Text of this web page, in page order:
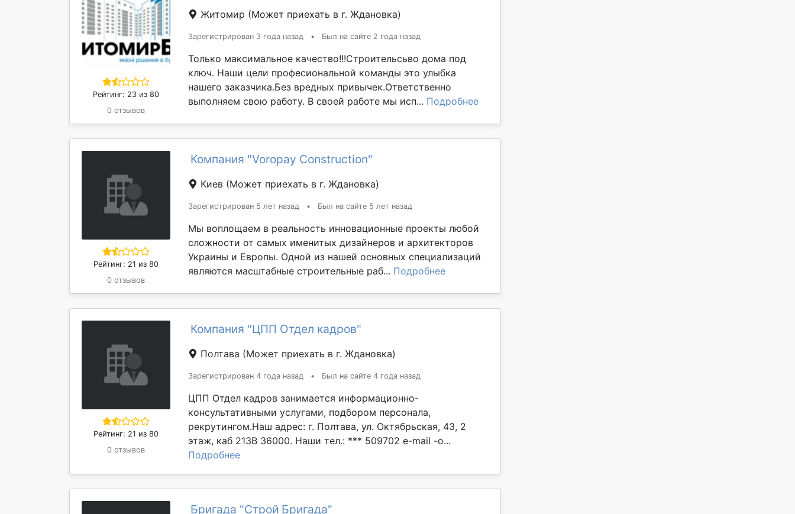
Рейтинг: 23 из 80
0 отзывов
Житомир (Может приехать в г. Ждановка)
Зарегистрирован 3 года назад • Был на сайте 2 года назад
Только максимальное качество!!!Строительсьво дома под
ключ. Наши цели професиональной команды это улыбка
нашего заказчика.Без вредных привычек.Ответственно
выполняем свою работу. В своей работе мы исп... Подробнее
Рейтинг: 21 из 80
0 отзывов
Компания "Voropay Construction"
Киев (Может приехать в г. Ждановка)
Зарегистрирован 5 лет назад • Был на сайте 5 лет назад
Мы воплощаем в реальность инновационные проекты любой
сложности от самых именитых дизайнеров и архитекторов
Украины и Европы. Одной из нашей основных специализаций
являются масштабные строительные раб... Подробнее
Рейтинг: 21 из 80
0 отзывов
Компания "ЦПП Отдел кадров"
Полтава (Может приехать в г. Ждановка)
Зарегистрирован 4 года назад • Был на сайте 4 года назад
ЦПП Отдел кадров занимается информационно-
консультативными услугами, подбором персонала,
рекрутингом.Наш адрес: г. Полтава, ул. Октябрьская, 43, 2
этаж, каб 213В 36000. Наши тел.: *** 509702 e-mail -o...
Подробнее
Бригада "Строй Бригада"